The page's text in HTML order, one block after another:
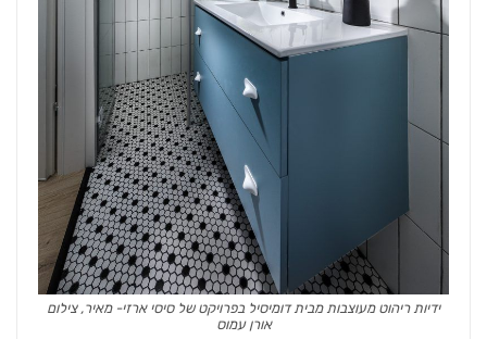
ידיות ריהוט מעוצבות מבית דומיסיל בפרויקט של סיסי ארזי- מאיר, צילום
אורן עמוס